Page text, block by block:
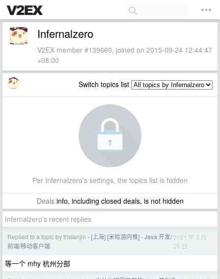
Infernalzero
V2EX member #139660, joined on 2015-09-24 12:44:47
+08:00
Switch topics list
Per Infernalzero's settings, the topics list is hidden
Dealsinfo, including closed deals, is not hidden
Infernalzero's recent replies
Replied to a topic by tristanjin › [上海] [米哈游内推] - Java 开发/
前端/移动客户端
2021 年 3 月
25 日
等一个 mhy 杭州分部